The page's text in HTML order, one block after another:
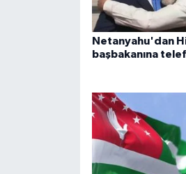
Netanyahu'dan
başbakanına